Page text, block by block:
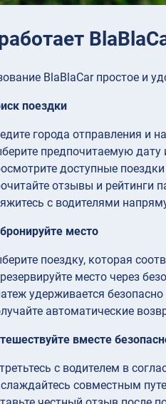
BlaBlaCar простое и
поездки
города отправления и
предпочитаемую дату
доступные
отзывы и рейтинги
с водителями
место
поездку, которая
место через
удерживается
автоматические
вместе
с водителем в
совместным